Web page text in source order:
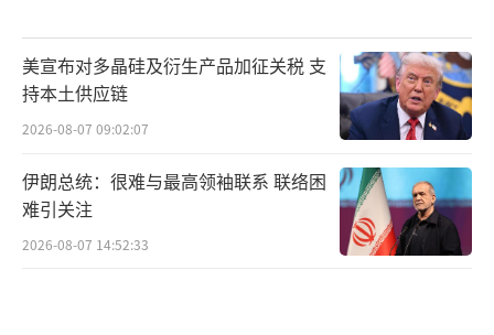
美宣布对多晶硅及衍生产品加征关税 支
持本土供应链
2026-08-07 09:02:07
伊朗总统：很难与最高领袖联系 联络困
难引关注
2026-08-07 14:52:33